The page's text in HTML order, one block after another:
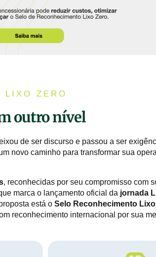
LIXO ZERO
outro nível
de ser discurso e passou a ser
novo caminho para transformar sua
, reconhecidas por seu compromisso com
marca o lançamento oficial da jornada
está o Selo Reconhecimento
reconhecimento internacional por sua